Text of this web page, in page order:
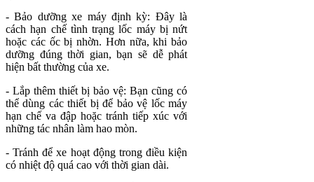
- Bảo dưỡng xe máy định kỳ: Đây là
cách hạn chế tình trạng lốc máy bị nứt
hoặc các ốc bị nhờn. Hơn nữa, khi bảo
dưỡng đúng thời gian, bạn sẽ dễ phát
hiện bất thường của xe.
- Lắp thêm thiết bị bảo vệ: Bạn cũng có
thể dùng các thiết bị để bảo vệ lốc máy
hạn chế va đập hoặc tránh tiếp xúc với
những tác nhân làm hao mòn.
- Tránh để xe hoạt động trong điều kiện
có nhiệt độ quá cao với thời gian dài.